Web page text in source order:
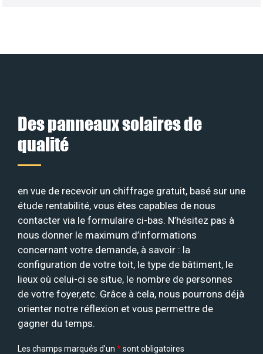
Des panneaux solaires de
qualité
en vue de recevoir un chiffrage gratuit, basé sur une
étude rentabilité, vous êtes capables de nous
contacter via le formulaire ci-bas. N’hésitez pas à
nous donner le maximum d’informations
concernant votre demande, à savoir : la
configuration de votre toit, le type de bâtiment, le
lieux où celui-ci se situe, le nombre de personnes
de votre foyer,etc. Grâce à cela, nous pourrons déjà
orienter notre réflexion et vous permettre de
gagner du temps.
Les champs marqués d’un *sont obligatoires